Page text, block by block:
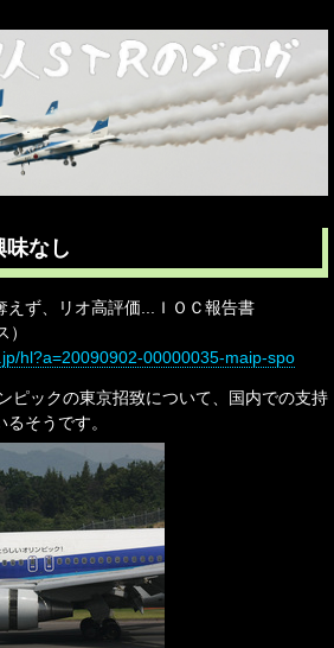
味なし
ず、リオ高評価...ＩＯＣ報告書
hl?a=20090902-00000035-maip-spo
ピックの東京招致について、国内での支持
そうです。